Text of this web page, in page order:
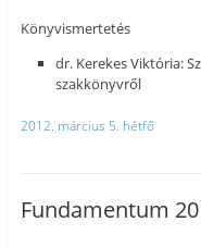
Könyvismertetés
dr. Kerekes Viktória:
szakkönyvről
2012. március 5. hétfő
Fundamentum